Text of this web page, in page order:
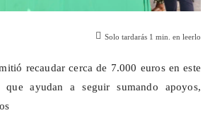
Solo tardarás 1 min. en leerlo
recaudar cerca de 7.000 euros en este
que ayudan a seguir sumando apoyos,